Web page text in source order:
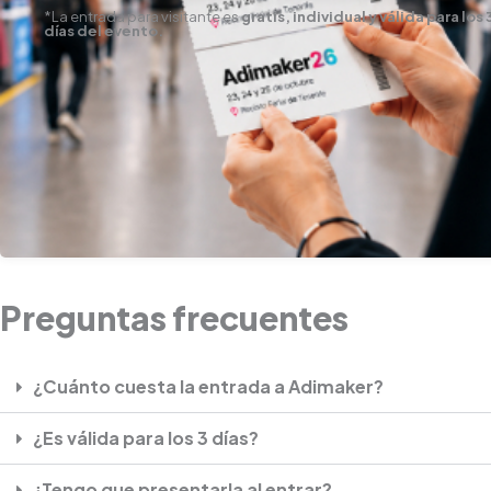
*La entrada para visitante esgratis, individual y válida para los
días del evento.
Preguntas frecuentes
¿Cuánto cuesta la entrada a Adimaker?
¿Es válida para los 3 días?